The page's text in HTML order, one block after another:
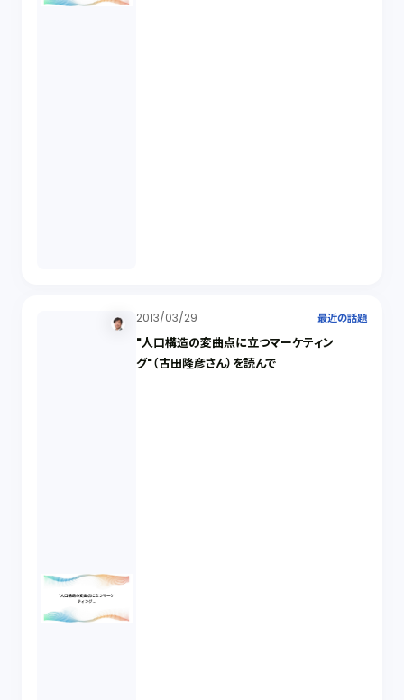
2013/03/29 最近の話題
"人口構造の変曲点に立つマーケティン
グ"（古田隆彦さん）を読んで